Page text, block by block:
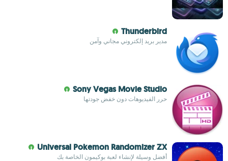
Thunderbird
مدير بريد إلكتروني مجاني وآمن
Sony Vegas Movie Studio
حرر الفيديوهات دون خفض جودتها
Universal Pokemon Randomizer ZX
أفضل وسيلة لإنشاء لعبة بوكيمون الخاصة بك